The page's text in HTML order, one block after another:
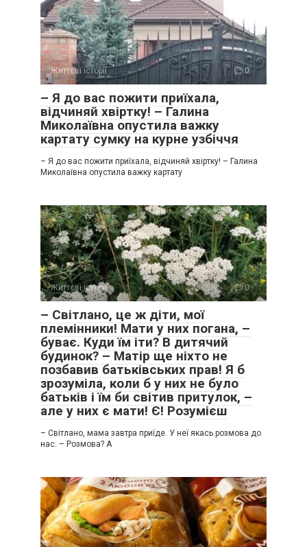
Життєві історії 0
– Я до вас пожити приїхала,
відчиняй хвіртку! – Галина
Миколаївна опустила важку
картату сумку на курне узбіччя
– Я до вас пожити приїхала, відчиняй хвіртку! – Галина
Миколаївна опустила важку картату
Життєві історії 0
– Світлано, це ж діти, мої
племінники! Мати у них погана, –
буває. Куди їм іти? В дитячий
будинок? – Матір ще ніхто не
позбавив батьківських прав! Я б
зрозуміла, коли б у них не було
батьків і їм би світив притулок, –
але у них є мати! Є! Розумієш
– Світлано, мама завтра приїде. У неї якась розмова до
нас. – Розмова? А